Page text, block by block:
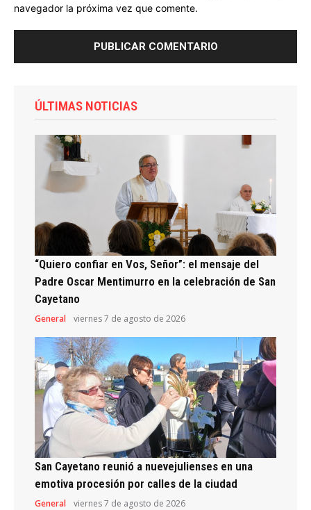
navegador la próxima vez que comente.
ÚLTIMAS NOTICIAS
“Quiero confiar en Vos, Señor”: el mensaje del
Padre Oscar Mentimurro en la celebración de San
Cayetano
General viernes 7 de agosto de 2026
San Cayetano reunió a nuevejulienses en una
emotiva procesión por calles de la ciudad
General viernes 7 de agosto de 2026